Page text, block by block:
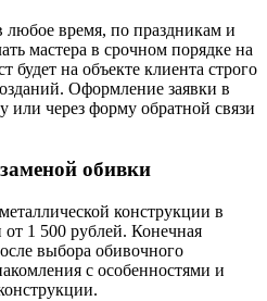
время, по праздникам и
мастера в срочном порядке на
будет на объекте клиента строго
Оформление заявки в
или через форму обратной связи
обивки
конструкции в
1 500 рублей. Конечная
выбора обивочного
с особенностями и